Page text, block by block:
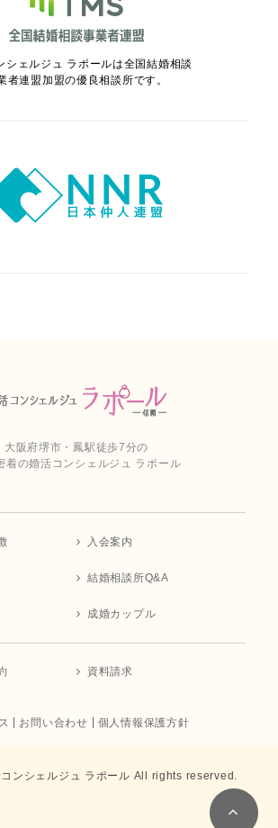
シェルジュ ラポールは全国結婚相談
者連盟加盟の優良相談所です。
大阪府堺市・鳳駅徒歩7分の
着の婚活コンシェルジュ ラポール
入会案内
結婚相談所Q&A
成婚カップル
資料請求
お問い合わせ 個人情報保護方針
ンシェルジュ ラポール All rights reserved.